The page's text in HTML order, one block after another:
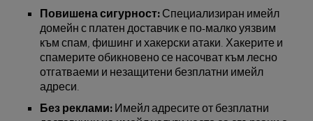
Повишена сигурност:Специализиран имейл
домейн с платен доставчик е по-малко уязвим
към спам, фишинг и хакерски атаки. Хакерите и
спамерите обикновено се насочват към лесно
отгатваеми и незащитени безплатни имейл
адреси.
Без реклами:Имейл адресите от безплатни